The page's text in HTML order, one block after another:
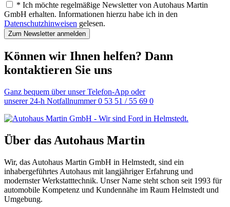
* Ich möchte regelmäßige Newsletter von Autohaus Martin
GmbH erhalten. Informationen hierzu habe ich in den
Datenschutzhinweisen gelesen.
Zum Newsletter anmelden
Können wir Ihnen helfen? Dann
kontaktieren Sie uns
Ganz bequem über unser Telefon-App oder
unserer 24-h Notfallnummer 0 53 51 / 55 69 0
Über das Autohaus Martin
Wir, das Autohaus Martin GmbH in Helmstedt, sind ein
inhabergeführtes Autohaus mit langjähriger Erfahrung und
modernster Werkstatttechnik. Unser Name steht schon seit 1993 für
automobile Kompetenz und Kundennähe im Raum Helmstedt und
Umgebung.